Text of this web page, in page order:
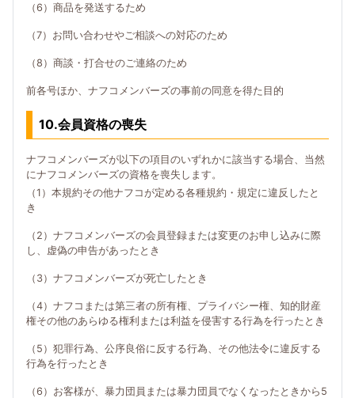
（6）商品を発送するため
（7）お問い合わせやご相談への対応のため
（8）商談・打合せのご連絡のため
前各号ほか、ナフコメンバーズの事前の同意を得た目的
10.会員資格の喪失
ナフコメンバーズが以下の項目のいずれかに該当する場合、当然
にナフコメンバーズの資格を喪失します。
（1）本規約その他ナフコが定める各種規約・規定に違反したと
き
（2）ナフコメンバーズの会員登録または変更のお申し込みに際
し、虚偽の申告があったとき
（3）ナフコメンバーズが死亡したとき
（4）ナフコまたは第三者の所有権、プライバシー権、知的財産
権その他のあらゆる権利または利益を侵害する行為を行ったとき
（5）犯罪行為、公序良俗に反する行為、その他法令に違反する
行為を行ったとき
（6）お客様が、暴力団員または暴力団員でなくなったときから5